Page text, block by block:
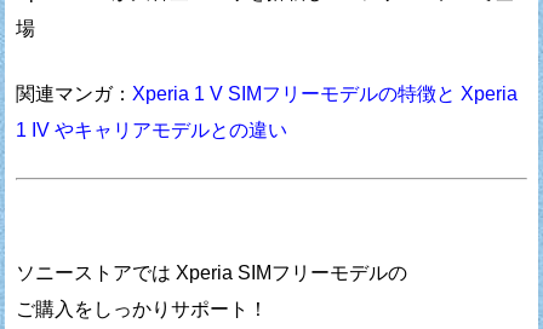
場
関連マンガ： Xperia 1 V SIMフリーモデルの特徴と Xperia
1 IV やキャリアモデルとの違い
ソニーストアでは Xperia SIMフリーモデルの
ご購入をしっかりサポート！